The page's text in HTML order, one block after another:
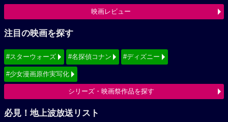
映画レビュー
注目の映画を探す
#スターウォーズ #名探偵コナン #ディズニー
#少女漫画原作実写化
シリーズ・映画祭作品を探す
必見！地上波放送リスト